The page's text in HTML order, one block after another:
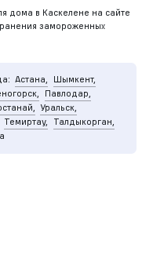
дома в Каскелене на сайте
замороженных
Астана,
Шымкент,
Павлодар,
Уральск,
Темиртау,
Талдыкорган,